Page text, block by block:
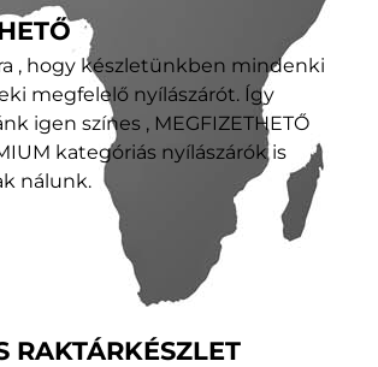
, hogy készletünkben mindenki
megfelelő nyílászárót. Így
igen színes , MEGFIZETHETŐ
kategóriás nyílászárók is
nálunk.
RAKTÁRKÉSZLET